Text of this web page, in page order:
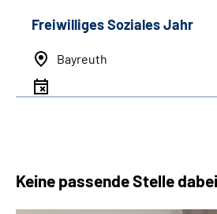
Freiwilliges Soziales Jahr
Bayreuth
Keine passende Stelle